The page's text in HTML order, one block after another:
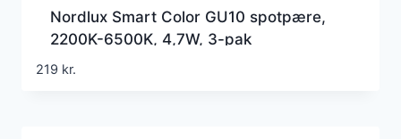
Nordlux Smart Color GU10 spotpære,
2200K-6500K, 4,7W, 3-pak
219 kr.